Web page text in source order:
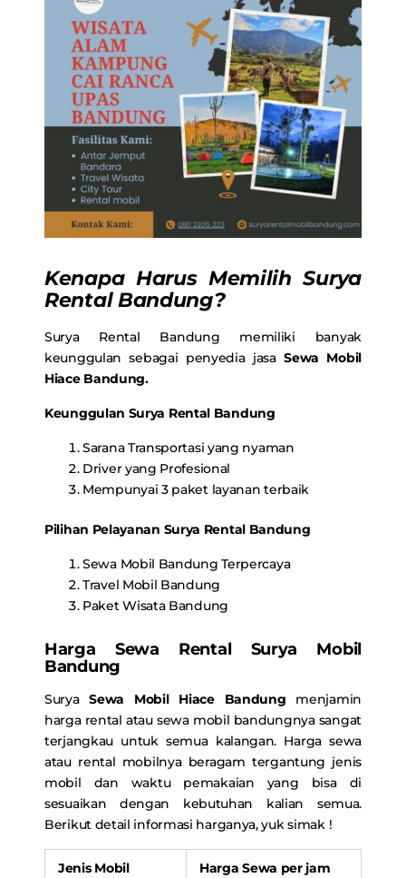
Kenapa Harus Memilih Surya
Rental Bandung?
Surya Rental Bandung memiliki banyak
keunggulan sebagai penyedia jasaSewa Mobil
Hiace Bandung.
Keunggulan Surya Rental Bandung
Sarana Transportasi yang nyaman
Driver yang Profesional
Mempunyai 3 paket layanan terbaik
Pilihan Pelayanan Surya Rental Bandung
Sewa Mobil Bandung Terpercaya
Travel Mobil Bandung
Paket Wisata Bandung
Harga Sewa Rental Surya Mobil
Bandung
SuryaSewa Mobil Hiace Bandung menjamin
harga rental atau sewa mobil bandungnya sangat
terjangkau untuk semua kalangan. Harga sewa
atau rental mobilnya beragam tergantung jenis
mobil dan waktu pemakaian yang bisa di
sesuaikan dengan kebutuhan kalian semua.
Berikut detail informasi harganya, yuk simak !
Jenis Mobil Harga Sewa per jam